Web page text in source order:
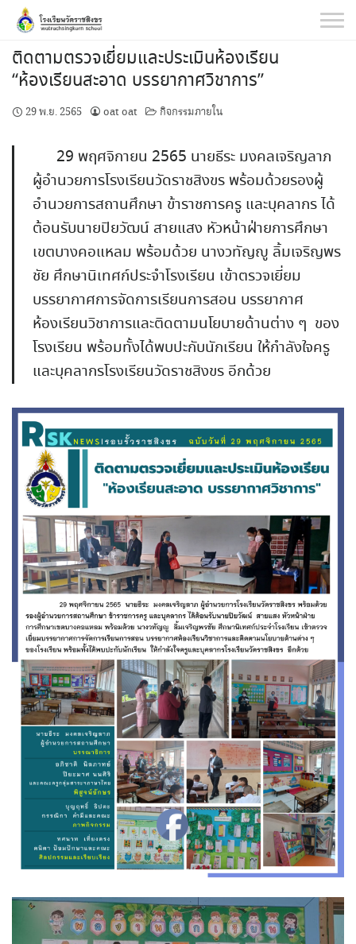
Skip
content
ติดตามตรวจเยี่ยมและประเมินห้องเรียน
“ห้องเรียนสะอาด บรรยากาศวิชาการ”
29 พ.ย. 2565 oat oat กิจกรรมภายใน
29 พฤศจิกายน 2565 นายธีระ มงคลเจริญลาภ
ผู้อำนวยการโรงเรียนวัดราชสิงขร พร้อมด้วยรองผู้
อำนวยการสถานศึกษา ข้าราชการครู และบุคลากร ได้
ต้อนรับนายปิยวัฒน์ สายแสง หัวหน้าฝ่ายการศึกษา
เขตบางคอแหลม พร้อมด้วย นางวทัญญู ลิ้มเจริญพร
ชัย ศึกษานิเทศก์ประจำโรงเรียน เข้าตรวจเยี่ยม
บรรยากาศการจัดการเรียนการสอน บรรยากาศ
ห้องเรียนวิชาการและติดตามนโยบายด้านต่าง ๆ ของ
โรงเรียน พร้อมทั้งได้พบปะกับนักเรียน ให้กำลังใจครู
และบุคลากรโรงเรียนวัดราชสิงขร อีกด้วย